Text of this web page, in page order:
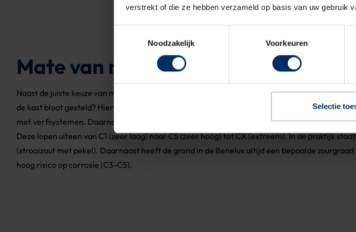
verstrekt of die ze hebben verzameld op basis van uw gebruik
Noodzakelijk
Voorkeuren
Selectie
Mate van risico op corrosie
Naast de juiste keuze van materiaal is het ook logisch om te kijken waar de buitenkast
de kast bloot gesteld? Hiervoor zijn er verschillende internationale normen beschikbaar.
met verfsystemen. Daarnaast is er ook de ISO 9223 die zich richt op atmosferische
Deze lopen uiteen van C1 (zeer laag) naar C5 (zeer hoog) tot CX (extreem). In de praktijk
(strooizout met pekel). Daarnaast heeft de grond in de Benelux altijd een bepaalde
hoog risico op corrosie (C3-C5).